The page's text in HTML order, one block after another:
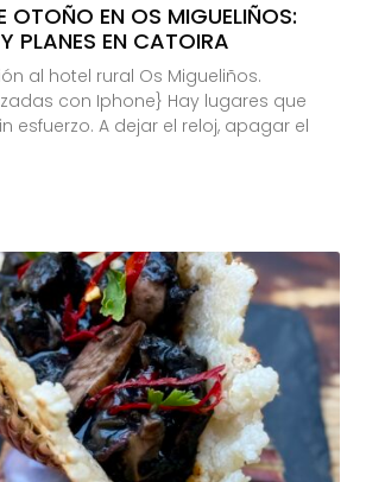
OTOÑO EN OS MIGUELIÑOS:
PLANES EN CATOIRA
al hotel rural Os Migueliños.
con Iphone} Hay lugares que
esfuerzo. A dejar el reloj, apagar el